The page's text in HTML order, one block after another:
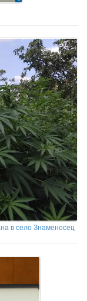
в село Знаменосец